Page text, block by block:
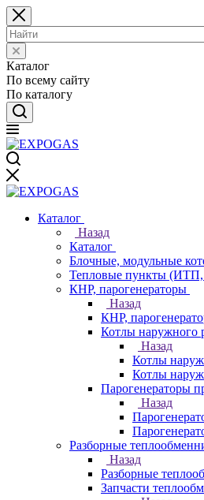
Каталог
По всему сайту
По каталогу
Каталог
Назад
Каталог
Блочные, модульные
Тепловые пункты
КНР, парогенераторы
Назад
КНР,
Котлы наружного
Назад
Котлы
Котлы
Парогенераторы
Назад
Разборные
Назад
Разборные
Запчасти